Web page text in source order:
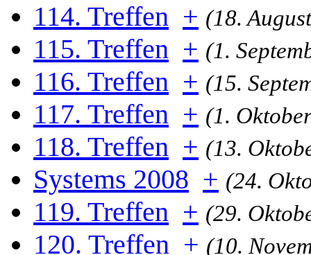
114. Treffen + (18.
115. Treffen + (1.
116. Treffen + (15.
117. Treffen + (1.
118. Treffen + (13.
Systems 2008 + (24.
119. Treffen + (29.
120. Treffen + (10.